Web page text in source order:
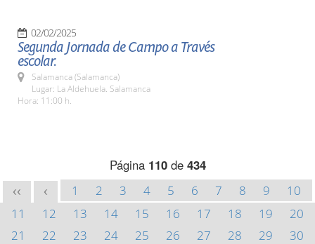
02/02/2025
Segunda Jornada de Campo a Través
escolar.
Salamanca (Salamanca)
Lugar: La Aldehuela. Salamanca
Hora: 11:00 h.
Página 110de 434
<< < 1 2 3 4 5 6 7 8 9
10
11
12 13 14 15 16 17 18 19
20
21
22 23 24 25 26 27 28 29
30